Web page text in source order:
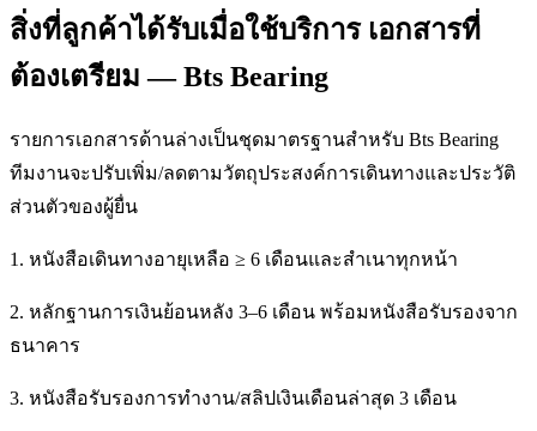
สิ่งที่ลูกค้าได้รับเมื่อใช้บริการ เอกสารที่
ต้องเตรียม — Bts Bearing
รายการเอกสารด้านล่างเป็นชุดมาตรฐานสำหรับ Bts Bearing
ทีมงานจะปรับเพิ่ม/ลดตามวัตถุประสงค์การเดินทางและประวัติ
ส่วนตัวของผู้ยื่น
1. หนังสือเดินทางอายุเหลือ ≥ 6 เดือนและสำเนาทุกหน้า
2. หลักฐานการเงินย้อนหลัง 3–6 เดือน พร้อมหนังสือรับรองจาก
ธนาคาร
3. หนังสือรับรองการทำงาน/สลิปเงินเดือนล่าสุด 3 เดือน